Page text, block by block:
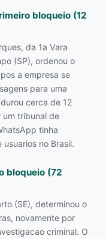
bloqueio (12
da 1a Vara
(SP), ordenou o
a empresa se
para uma
cerca de 12
um tribunal de
tinha
no Brasil.
bloqueio (72
(SE), determinou o
novamente por
criminal. O